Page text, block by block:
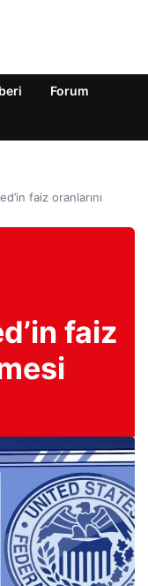
Forum
faiz oranlarını
faiz